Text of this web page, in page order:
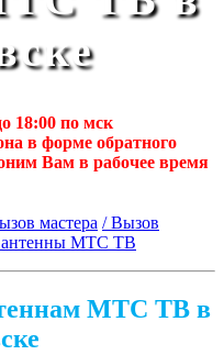
18:00 по мск
в форме обратного
Вам в рабочее время
мастера / Вызов
антенны МТС ТВ
МТС ТВ в